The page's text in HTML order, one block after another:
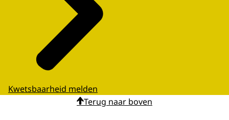
Kwetsbaarheid melden
Terug naar boven